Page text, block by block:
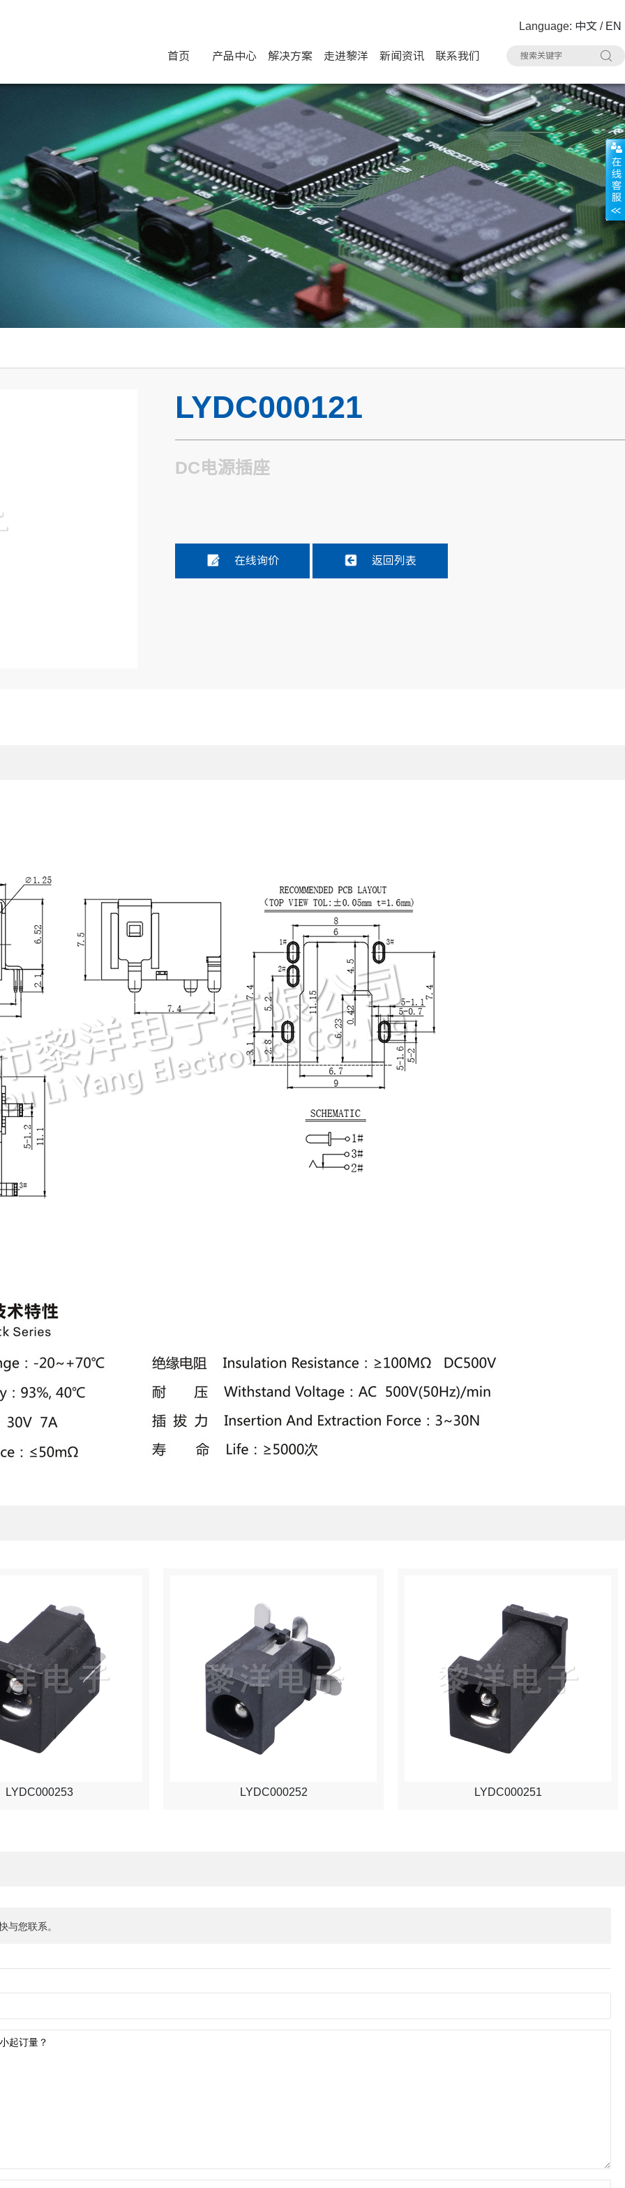
Language: 中文 / EN
首页 产品中心 解决方案 走进黎洋 新闻资讯 联系我们
LYDC000121
DC电源插座
在线询价 返回列表
LYDC000253 LYDC000252 LYDC000251